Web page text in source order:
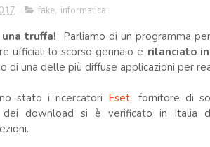
fake, informatica
truffa! Parliamo di un programma
ufficiali lo scorso gennaio e rilanciato
di una delle più diffuse applicazioni per
stato i ricercatori Eset, fornitore di
dei download si è verificato in Italia